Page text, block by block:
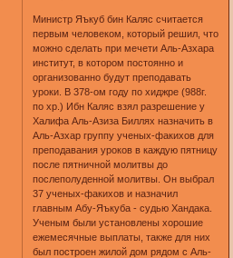
Министр Яъкуб бин Каляс считается
первым человеком, который решил, что
можно сделать при мечети Аль-Азхара
институт, в котором постоянно и
организованно будут преподавать
уроки. В 378-ом году по хиджре (988г.
по хр.) Ибн Каляс взял разрешение у
Халифа Аль-Азиза Биллях назначить в
Аль-Азхар группу ученых-факихов для
преподавания уроков в каждую пятницу
после пятничной молитвы до
послеполуденной молитвы. Он выбрал
37 ученых-факихов и назначил
главным Абу-Яъкуба - судью Хандака.
Ученым были установлены хорошие
ежемесячные выплаты, также для них
был построен жилой дом рядом с Аль-